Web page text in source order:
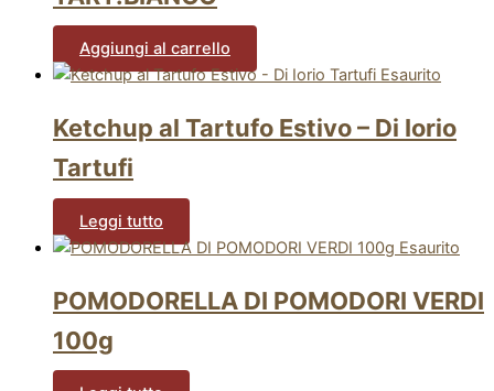
Aggiungi al carrello
Esaurito
Ketchup al Tartufo Estivo – Di Iorio
Tartufi
Leggi tutto
Esaurito
POMODORELLA DI POMODORI VERDI
100g